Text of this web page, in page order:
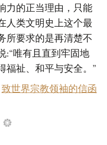
力的正当理由，只能
人类文明史上这个最
所要求的是再清楚不
:“唯有且直到牢固地
福祉、和平与安全。”
致世界宗教领袖的信函